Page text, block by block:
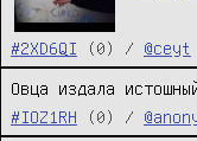
#2XD6QI (0) / @ceyt
Овца издала
#IOZ1RH
(0) /